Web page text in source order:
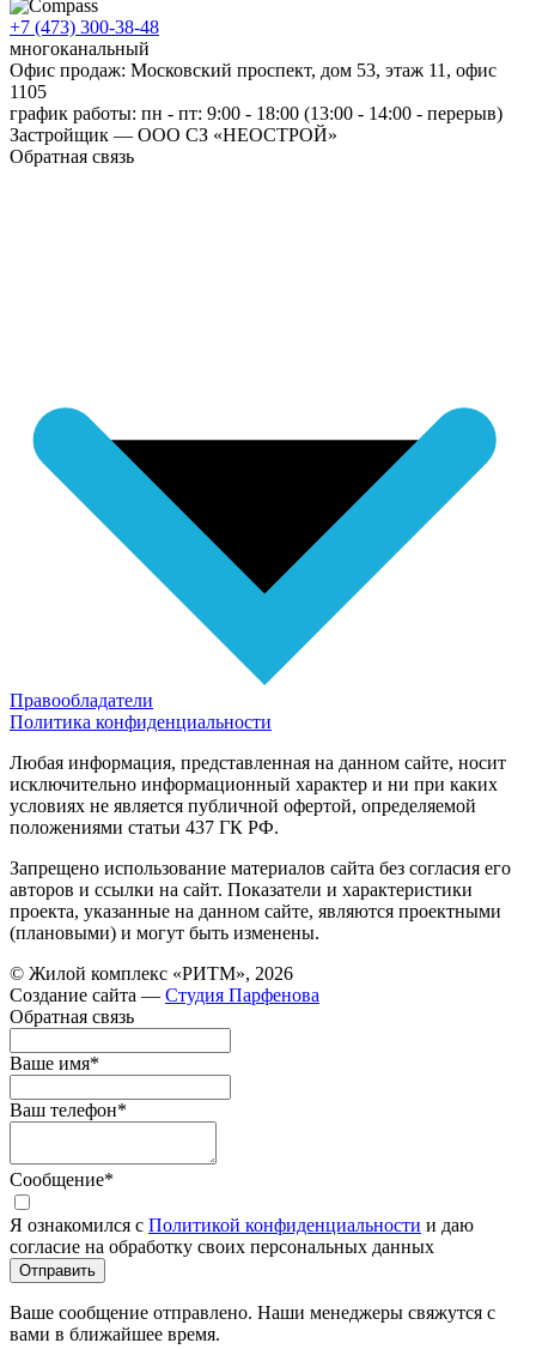
+7 (473) 300-38-48
многоканальный
Офис продаж: Московский проспект, дом 53, этаж 11, офис
1105
график работы: пн - пт: 9:00 - 18:00 (13:00 - 14:00 - перерыв)
Застройщик — ООО СЗ «НЕОСТРОЙ»
Обратная связь
Правообладатели
Политика конфиденциальности
Любая информация, представленная на данном сайте, носит
исключительно информационный характер и ни при каких
условиях не является публичной офертой, определяемой
положениями статьи 437 ГК РФ.
Запрещено использование материалов сайта без согласия его
авторов и ссылки на сайт. Показатели и характеристики
проекта, указанные на данном сайте, являются проектными
(плановыми) и могут быть изменены.
© Жилой комплекс «РИТМ», 2026
Создание сайта — Студия Парфенова
Обратная связь
Ваше имя*
Ваш телефон*
Сообщение*
Я ознакомился с Политикой конфиденциальности и даю
согласие на обработку своих персональных данных
Отправить
Ваше сообщение отправлено. Наши менеджеры свяжутся с
вами в ближайшее время.